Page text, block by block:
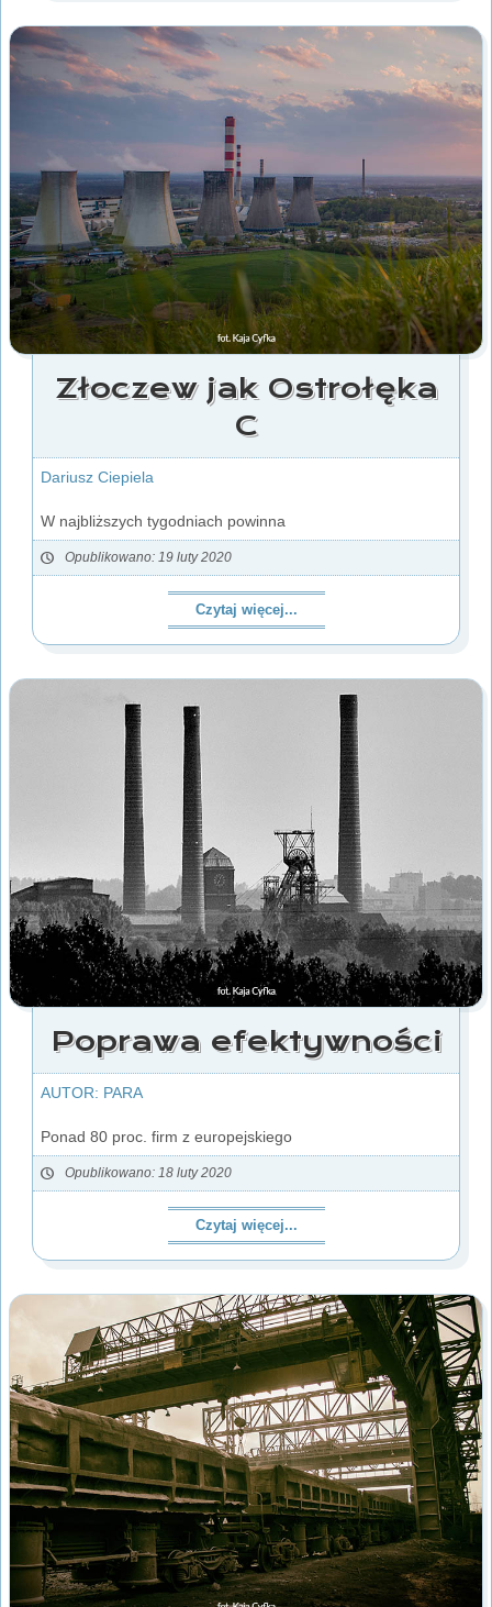
Złoczew jak Ostrołęka
C
Dariusz Ciepiela
W najbliższych tygodniach powinna
Opublikowano: 19 luty 2020
Czytaj więcej...
Poprawa efektywności
AUTOR: PARA
Ponad 80 proc. firm z europejskiego
Opublikowano: 18 luty 2020
Czytaj więcej...